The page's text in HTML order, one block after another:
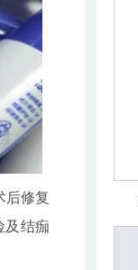
修复
及结痂